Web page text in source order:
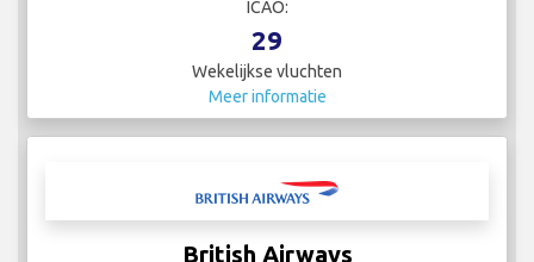
ICAO:
29
Wekelijkse vluchten
Meer informatie
British Airways